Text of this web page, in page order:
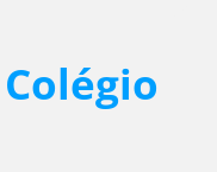
Colégio